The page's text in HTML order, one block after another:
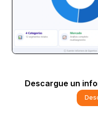
Descargue un